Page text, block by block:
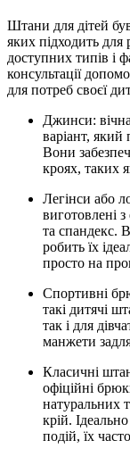
Штани для дітей
яких підходить для
доступних типів і
консультації
для потреб своєї
Джинси:
варіант, який
Вони
кроях, таких
Легінси або
виготовлені
та спандекс.
робить їх
просто на
Спортивні
такі дитячі
так і для
манжети
Класичні
офіційні
натуральних
крій.
подій, їх